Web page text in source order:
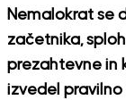
Nemalokrat se
začetnika,
prezahtevne in
izvedel